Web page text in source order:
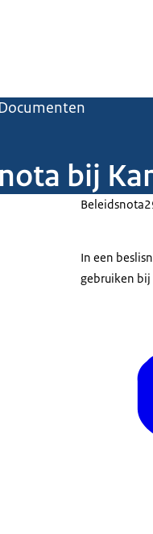
Documenten
bij
Beleidsnota
In een
gebruiken bij